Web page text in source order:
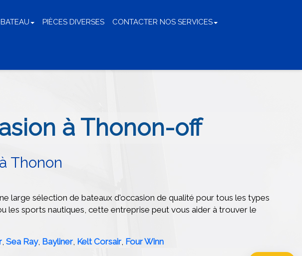
PIÈCES DIVERSES CONTACTER NOS SERVICES
à Thonon-off
Thonon
large sélection de bateaux d'occasion de qualité pour tous les types
les sports nautiques, cette entreprise peut vous aider à trouver le
, Sea Ray, Bayliner, Kelt Corsair, Four Winn